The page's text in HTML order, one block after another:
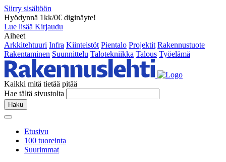
Siirry sisältöön
Hyödynnä 1kk/0€ diginäyte!
Lue lisää Kirjaudu
Aiheet
Arkkitehtuuri Infra Kiinteistöt Pientalo Projektit Rakennustuote
Rakentaminen Suunnittelu Talotekniikka Talous Työelämä
Kaikki mitä tietää pitää
Hae tältä sivustolta
Haku
Etusivu
100 tuoreinta
Suurimmat